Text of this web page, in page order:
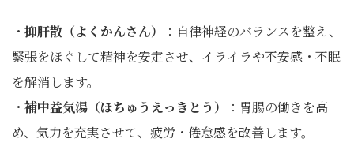
・ 抑肝散（よくかんさん）
：自律神経のバランスを整え、
緊張をほぐして精神を安定させ、イライラや不安感・不眠
を解消します。
・ 補中益気湯（ほちゅうえっきとう）
：胃腸の働きを高
め、気力を充実させて、疲労・倦怠感を改善します。